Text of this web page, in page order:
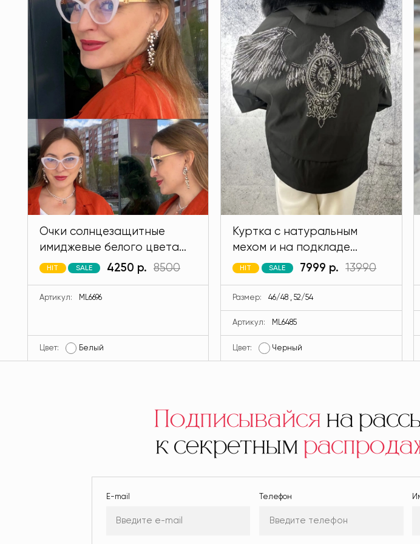
Очки солнцезащитные
имиджевые белого цвета
MODLAV ML6696-1
HIT SALE 4250 р. 8500
Артикул: ML6696
Цвет: Белый
Куртка с натуральным
мехом и на подкладе
кролик черного цвета
HIT SALE 7999 р. 13990
Размер: 46/48 , 52/54
Артикул: ML6485
Цвет: Черный
Подписывайсяна
к секретным
E-mail Телефон